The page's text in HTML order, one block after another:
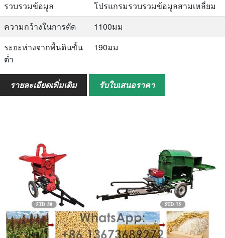
รวบรวมข้อมูล
โปรแกรมรวบรวมข้อมูลสามเหลี่ยม
ความกว้างในการตัด
1100มม
ระยะห่างจากพื้นดินขั้น
ต่ำ
190มม
ปริมาณการให้อาหาร
1.05กก./วินาที
รายละเอียดเพิ่มเติม รับใบเสนอราคา